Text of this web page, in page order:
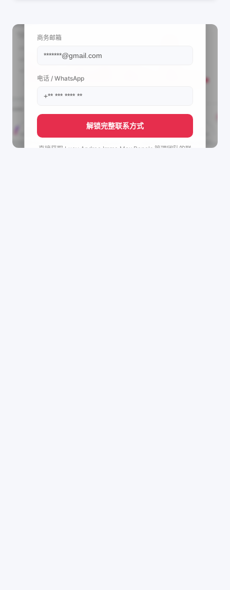
商务邮箱
电话 / WhatsApp
解锁完整联系方式
直接获取 Lucy.Andrea.Imma.Max.Papa's 管理团队的联